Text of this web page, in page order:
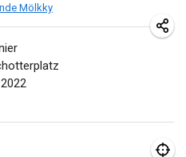
Mölkky
- Doubles
Mölkky-open